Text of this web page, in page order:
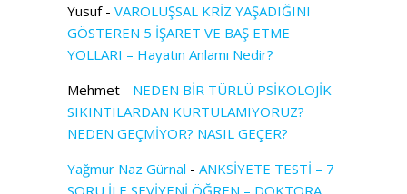
Yusuf- VAROLUŞSAL KRİZ YAŞADIĞINI
GÖSTEREN 5 İŞARET VE BAŞ ETME
YOLLARI – Hayatın Anlamı Nedir?
Mehmet - NEDEN BİR TÜRLÜ PSİKOLOJİK
SIKINTILARDAN KURTULAMIYORUZ?
NEDEN GEÇMİYOR? NASIL GEÇER?
Yağmur Naz Gürnal - ANKSİYETE TESTİ – 7
SORU İLE SEVİYENİ ÖĞREN – DOKTORA